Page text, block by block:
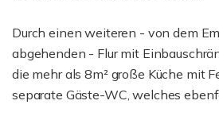
Durch einen weiteren - von dem
abgehenden - Flur mit
die mehr als 8m² große Küche mit
separate Gäste-WC, welches